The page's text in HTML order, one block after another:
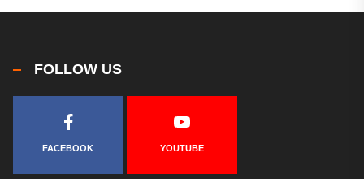
FOLLOW US
FACEBOOK YOUTUBE